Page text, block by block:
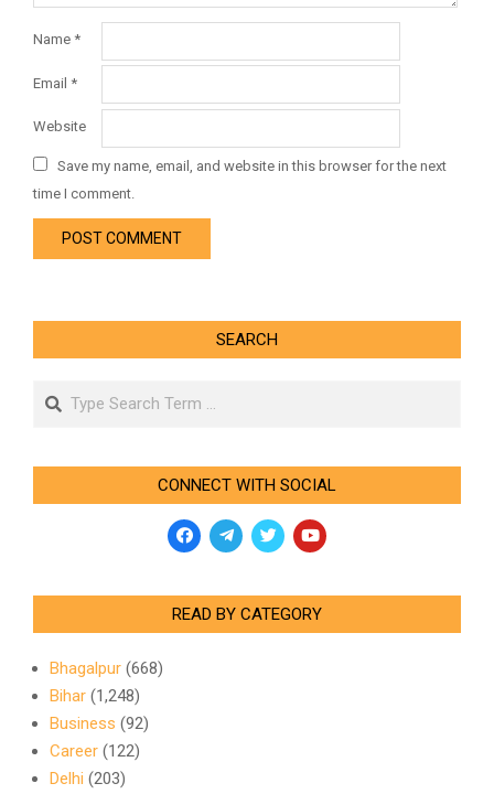
Name *
Email *
Website
Save my name, email, and website in this browser for the next
time I comment.
SEARCH
Search
CONNECT WITH SOCIAL
READ BY CATEGORY
Bhagalpur (668)
Bihar (1,248)
Business (92)
Career (122)
Delhi (203)